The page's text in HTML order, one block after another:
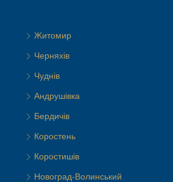
Житомир
Черняхів
Чуднів
Андрушівка
Бердичів
Коростень
Коростишів
Новоград-Волинський